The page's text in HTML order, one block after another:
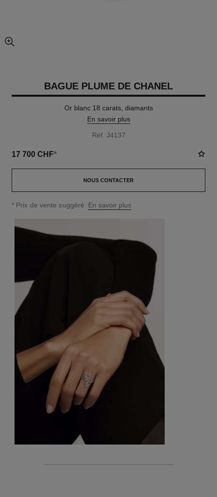
agrandissement
BAGUE PLUME DE CHANEL
Or blanc 18 carats, diamants
En savoir plus
Réf. J4137
17 700 CHF*
NOUS CONTACTER
↩
* Prix de vente suggéré. En savoir plus